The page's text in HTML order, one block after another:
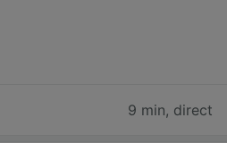
9 min, direct